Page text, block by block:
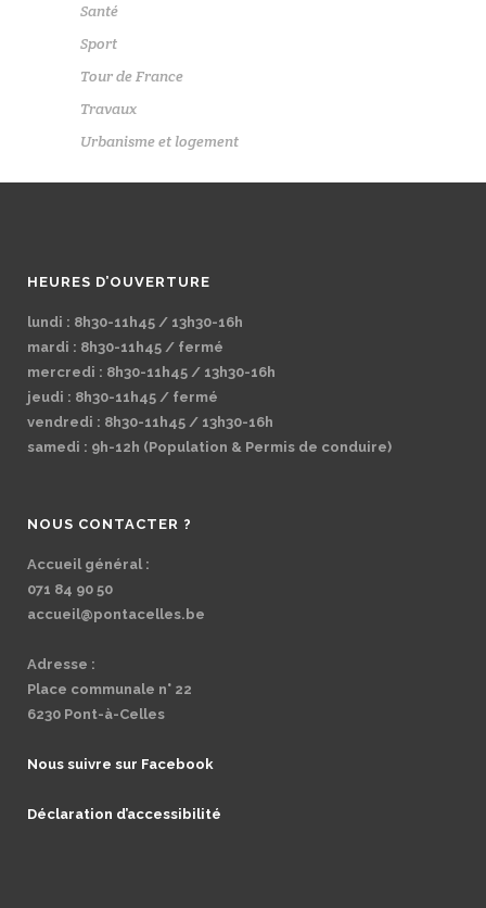
Santé
Sport
Tour de France
Travaux
Urbanisme et logement
HEURES D’OUVERTURE
lundi : 8h30-11h45 / 13h30-16h
mardi : 8h30-11h45 / fermé
mercredi : 8h30-11h45 / 13h30-16h
jeudi : 8h30-11h45 / fermé
vendredi : 8h30-11h45 / 13h30-16h
samedi : 9h-12h (Population & Permis de conduire)
NOUS CONTACTER ?
Accueil général :
071 84 90 50
accueil@pontacelles.be
Adresse :
Place communale n° 22
6230 Pont-à-Celles
Nous suivre sur Facebook
Déclaration d’accessibilité